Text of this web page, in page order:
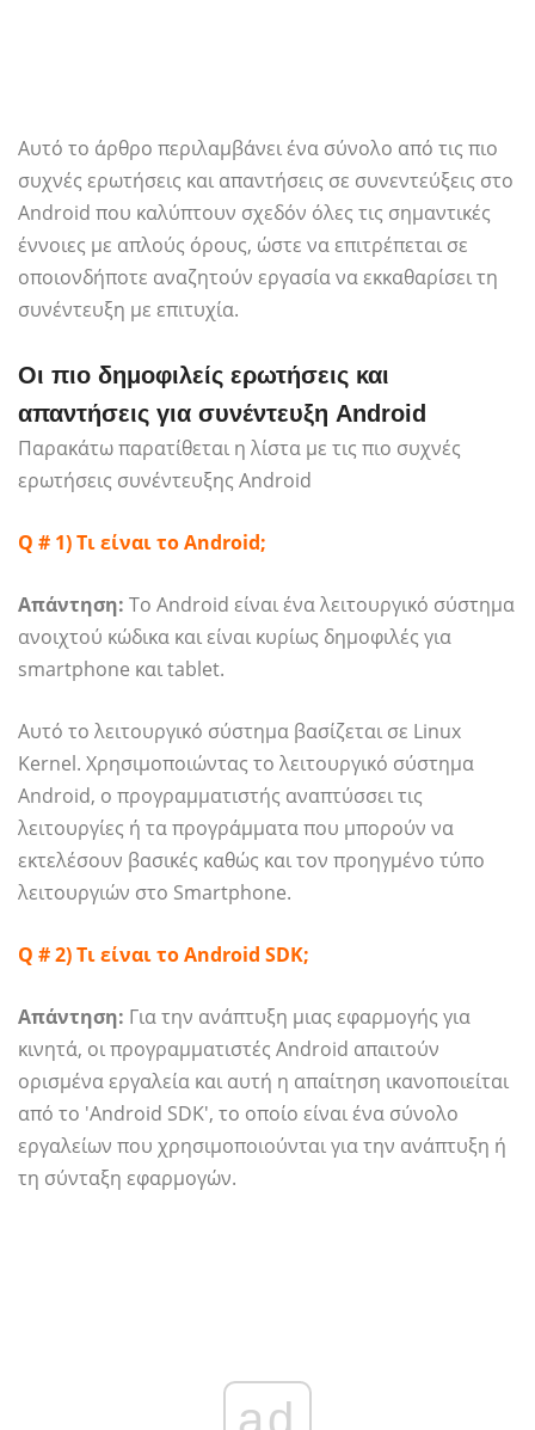
Αυτό το άρθρο περιλαμβάνει ένα σύνολο από τις πιο
συχνές ερωτήσεις και απαντήσεις σε συνεντεύξεις στο
Android που καλύπτουν σχεδόν όλες τις σημαντικές
έννοιες με απλούς όρους, ώστε να επιτρέπεται σε
οποιονδήποτε αναζητούν εργασία να εκκαθαρίσει τη
συνέντευξη με επιτυχία.
Οι πιο δημοφιλείς ερωτήσεις και
απαντήσεις για συνέντευξη Android
Παρακάτω παρατίθεται η λίστα με τις πιο συχνές
ερωτήσεις συνέντευξης Android
Q # 1) Τι είναι το Android;
Απάντηση: Το Android είναι ένα λειτουργικό σύστημα
ανοιχτού κώδικα και είναι κυρίως δημοφιλές για
smartphone και tablet.
Αυτό το λειτουργικό σύστημα βασίζεται σε Linux
Kernel. Χρησιμοποιώντας το λειτουργικό σύστημα
Android, ο προγραμματιστής αναπτύσσει τις
λειτουργίες ή τα προγράμματα που μπορούν να
εκτελέσουν βασικές καθώς και τον προηγμένο τύπο
λειτουργιών στο Smartphone.
Q # 2) Τι είναι το Android SDK;
Απάντηση: Για την ανάπτυξη μιας εφαρμογής για
κινητά, οι προγραμματιστές Android απαιτούν
ορισμένα εργαλεία και αυτή η απαίτηση ικανοποιείται
από το 'Android SDK', το οποίο είναι ένα σύνολο
εργαλείων που χρησιμοποιούνται για την ανάπτυξη ή
τη σύνταξη εφαρμογών.
ad